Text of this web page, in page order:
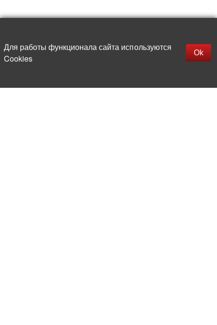
Фильтры
Для работы функционала сайта используются
Cookies
Ok